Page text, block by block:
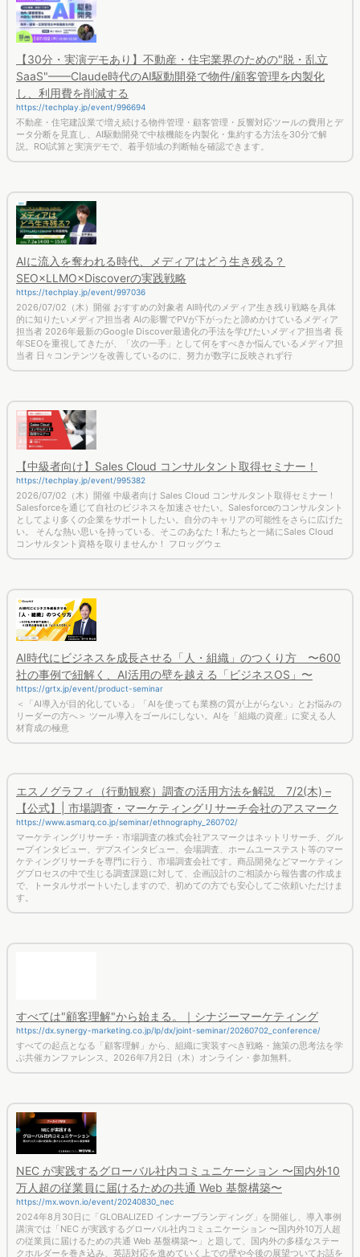
【30分・実演デモあり】不動産・住宅業界のための"脱・乱立
SaaS"——Claude時代のAI駆動開発で物件/顧客管理を内製化
し、利用費を削減する
https://techplay.jp/event/996694
不動産・住宅建設業で増え続ける物件管理・顧客管理・反響対応ツールの費用とデ
ータ分断を見直し、AI駆動開発で中核機能を内製化・集約する方法を30分で解
説。ROI試算と実演デモで、着手領域の判断軸を確認できます。
AIに流入を奪われる時代、メディアはどう生き残る？
SEO×LLMO×Discoverの実践戦略
https://techplay.jp/event/997036
2026/07/02（木）開催 おすすめの対象者 AI時代のメディア生き残り戦略を具体
的に知りたいメディア担当者 AIの影響でPVが下がったと諦めかけているメディア
担当者 2026年最新のGoogle Discover最適化の手法を学びたいメディア担当者 長
年SEOを重視してきたが、「次の一手」として何をすべきか悩んでいるメディア担
当者 日々コンテンツを改善しているのに、努力が数字に反映されず行
【中級者向け】Sales Cloud コンサルタント取得セミナー！
https://techplay.jp/event/995382
2026/07/02（木）開催 中級者向け Sales Cloud コンサルタント取得セミナー！
としてより多くの企業をサポートしたい。自分のキャリアの可能性をさらに広げた
い。 そんな熱い思いを持っている、そこのあなた！私たちと一緒にSales Cloud
コンサルタント資格を取りませんか！ フロッグウェ
AI時代にビジネスを成長させる「人・組織」のつくり方 〜600
社の事例で紐解く、AI活用の壁を越える「ビジネスOS」〜
https://grtx.jp/event/product-seminar
＜「AI導入が目的化している」「AIを使っても業務の質が上がらない」とお悩みの
リーダーの方へ＞ ツール導入をゴールにしない。AIを「組織の資産」に変える人
材育成の極意
エスノグラフィ（行動観察）調査の活用方法を解説 7/2(木) –
https://www.asmarq.co.jp/seminar/ethnography_260702/
マーケティングリサーチ・市場調査の株式会社アスマークはネットリサーチ、グル
ープインタビュー、デプスインタビュー、会場調査、ホームユーステスト等のマー
ケティングリサーチを専門に行う、市場調査会社です。商品開発などマーケティン
グプロセスの中で生じる調査課題に対して、企画設計のご相談から報告書の作成ま
で、トータルサポートいたしますので、初めての方でも安心してご依頼いただけま
す。
NEC が実践するグローバル社内コミュニケーション 〜国内外10
万人超の従業員に届けるための共通 Web 基盤構築〜
https://mx.wovn.io/event/20240830_nec
2024年8月30日に「GLOBALIZED インナーブランディング」を開催し、導入事例
講演では「NEC が実践するグローバル社内コミュニケーション 〜国内外10万人超
の従業員に届けるための共通 Web 基盤構築〜」と題して、国内外の多様なステー
クホルダーを巻き込み、英語対応を進めていく上での壁や今後の展望ついてお話を
伺いました。